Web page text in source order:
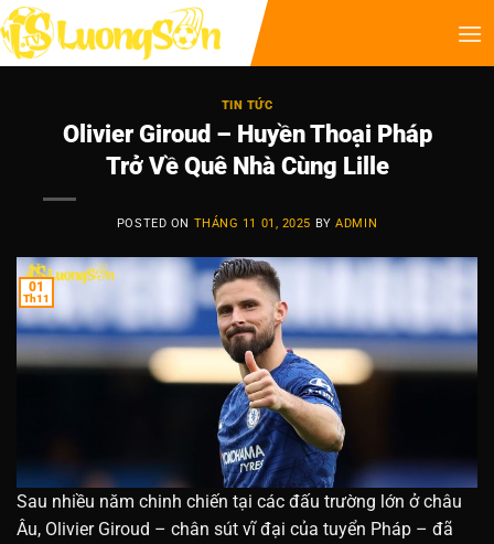
TIN TỨC
Olivier Giroud – Huyền Thoại Pháp
Trở Về Quê Nhà Cùng Lille
POSTED ON THÁNG 11 01, 2025 BYADMIN
01
Th11
Sau nhiều năm chinh chiến tại các đấu trường lớn ở châu
Âu, Olivier Giroud – chân sút vĩ đại của tuyển Pháp – đã